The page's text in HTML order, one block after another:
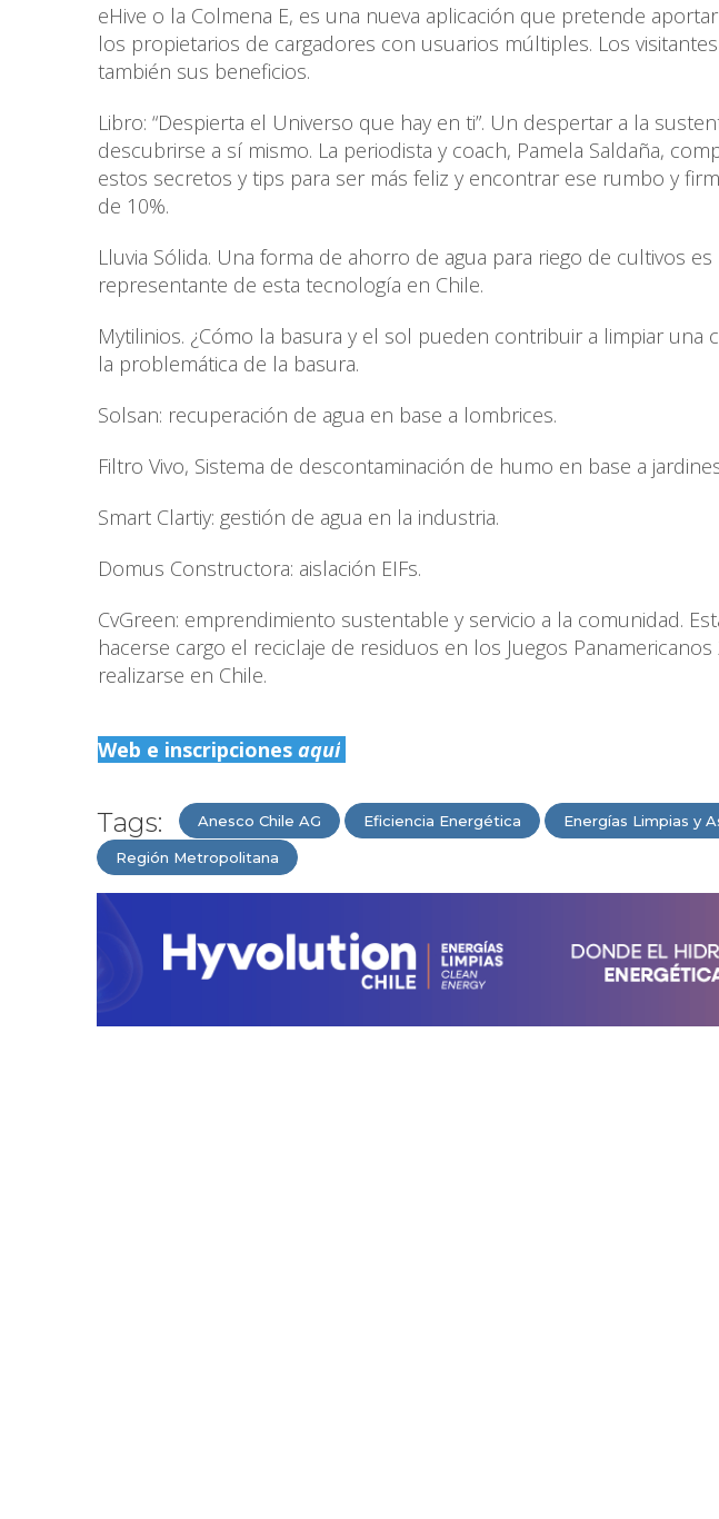
eHive o la Colmena E, es una nueva aplicación que pretende
los propietarios de cargadores con usuarios múltiples. Los
también sus beneficios.
Libro: “Despierta el Universo que hay en ti”. Un despertar a la
descubrirse a sí mismo. La periodista y coach, Pamela Saldaña,
estos secretos y tips para ser más feliz y encontrar ese rumbo y
de 10%.
Lluvia Sólida. Una forma de ahorro de agua para riego de cultivos
representante de esta tecnología en Chile.
Mytilinios. ¿Cómo la basura y el sol pueden contribuir a limpiar una
la problemática de la basura.
Solsan: recuperación de agua en base a lombrices.
Filtro Vivo, Sistema de descontaminación de humo en base a
Smart Clartiy: gestión de agua en la industria.
Domus Constructora: aislación EIFs.
CvGreen: emprendimiento sustentable y servicio a la comunidad.
hacerse cargo el reciclaje de residuos en los Juegos
realizarse en Chile.
Web e inscripciones aquí
Tags: Anesco Chile AG Eficiencia Energética Energías Limpias y
Región Metropolitana